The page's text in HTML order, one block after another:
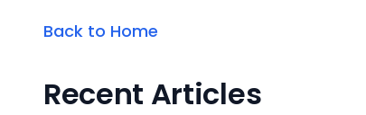
Back to Home
Recent Articles